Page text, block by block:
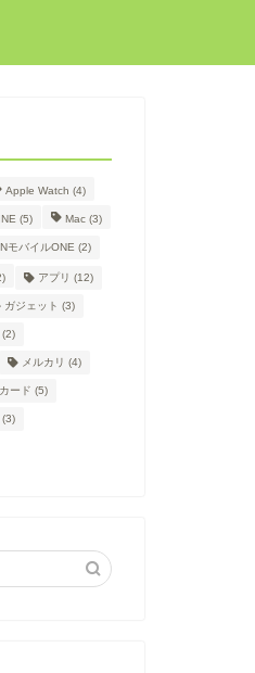
Apple Watch (4)
(5) Mac(3)
モバイルONE (2)
アプリ (12)
ガジェット (3)
(2)
メルカリ (4)
ード (5)